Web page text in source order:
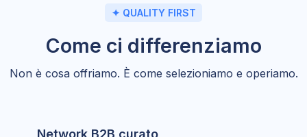
✦ QUALITY FIRST
Come ci differenziamo
Non è cosa offriamo. È come selezioniamo e operiamo.
Network B2B curato